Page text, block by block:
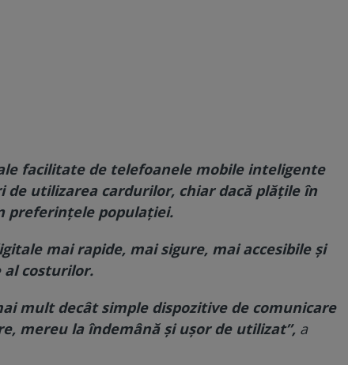
facilitate de telefoanele mobile inteligente
utilizarea cardurilor, chiar dacă plățile în
preferințele populației.
mai rapide, mai sigure, mai accesibile și
al costurilor.
mult decât simple dispozitive de comunicare
mereu la îndemână și ușor de utilizat”, a